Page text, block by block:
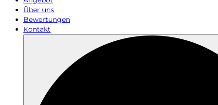
Über uns
Bewertungen
Kontakt